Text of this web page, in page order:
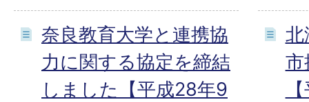
奈良教育大学と連携協
力に関する協定を締結
しました【平成28年9
北
市